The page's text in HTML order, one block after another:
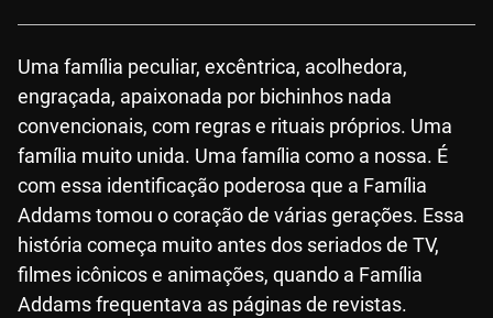
Uma família peculiar, excêntrica, acolhedora,
engraçada, apaixonada por bichinhos nada
convencionais, com regras e rituais próprios. Uma
família muito unida. Uma família como a nossa. É
com essa identificação poderosa que a Família
Addams tomou o coração de várias gerações. Essa
história começa muito antes dos seriados de TV,
filmes icônicos e animações, quando a Família
Addams frequentava as páginas de revistas.